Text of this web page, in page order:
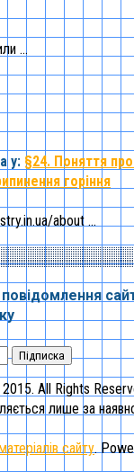
...
у: §24. Поняття
горіння
about ...
Підписка
2015. All Rights
лише за
сайту.